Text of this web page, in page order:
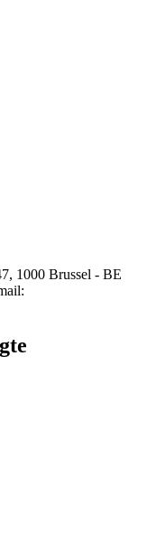
1000 Brussel - BE